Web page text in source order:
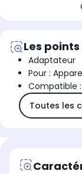
Les
Adaptateur
Pour :
Compatible
Toutes les